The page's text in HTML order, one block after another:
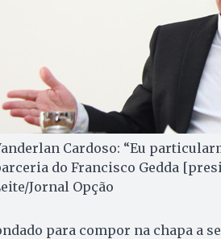
Cardoso: “Eu
do Francisco Gedda
Jornal Opção
para compor na chapa a